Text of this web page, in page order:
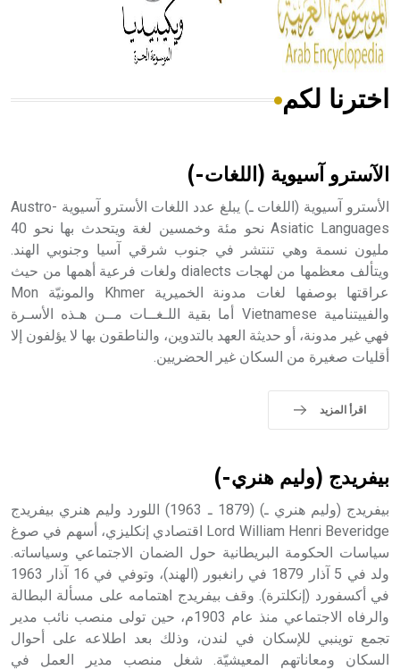
أجود أنواعه، ويمتاز بكبر الحجم ويسمى الش
هل تعلم أن الأبسيد كلمة فرنسية اللفظ تم اعتمادها مصطلحاً
- هل تعلم أن أبجر Abgar اسم معروف جيداً يعود إلى عدد من
الملوك الذين حكموا مدينة إديسا (الرها) من أبجر الأول وحتى
التاسع، وهم ينتسبون إلى أسرة أوسروين
sign تكتب منفصلة غير متصلة، وتعتمد المبدأ الأكوروفوني،
اخترنا لكم
الآسترو آسيوية (اللغات-)
الأسترو آسيوية (اللغات ـ) يبلغ عدد اللغات الأسترو آسيوية Austro-
Asiatic Languages نحو مئة وخمسين لغة ويتحدث بها نحو 40
مليون نسمة وهي تنتشر في جنوب شرقي آسيا وجنوبي الهند.
ويتألف معظمها من لهجات dialects ولغات فرعية أهمها من حيث
عراقتها بوصفها لغات مدونة الخميرية Khmer والمونيّة Mon
والفييتنامية Vietnamese أما بقية اللـغــات مــن هـذه الأسـرة
فهي غير مدونة، أو حديثة العهد بالتدوين، والناطقون بها لا يؤلفون إلا
أقليات صغيرة من السكان غير الحضريين.
اقرأ المزيد
بيفريدج (وليم هنري-)
بيفريدج (وليم هنري ـ) (1879 ـ 1963) اللورد وليم هنري بيفريدج
Lord William Henri Beveridge اقتصادي إنكليزي، أسهم في صوغ
سياسات الحكومة البريطانية حول الضمان الاجتماعي وسياساته.
ولد في 5 آذار 1879 في رانغبور (الهند)، وتوفي في 16 آذار 1963
في أكسفورد (إنكلترة). وقف بيفريدج اهتمامه على مسألة البطالة
والرفاه الاجتماعي منذ عام 1903م، حين تولى منصب نائب مدير
تجمع توينبي للإسكان في لندن، وذلك بعد اطلاعه على أحوال
السكان ومعاناتهم المعيشيّة. شغل منصب مدير العمل في